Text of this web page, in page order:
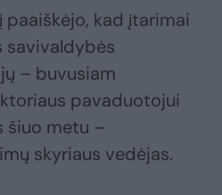
paaiškėjo, kad įtarimai
savivaldybės
– buvusiam
pavaduotojui
šiuo metu –
skyriaus vedėjas.